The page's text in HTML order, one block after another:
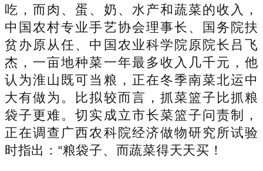
吃，而肉、蛋、奶、水产和蔬菜的收入，
中国农村专业手艺协会理事长、国务院扶
贫办原从任、中国农业科学院原院长吕飞
杰，一亩地种菜一年最多收入几千元，他
认为淮山既可当粮，正在冬季南菜北运中
大有做为。比拟较而言，抓菜篮子比抓粮
袋子更难。切实成立市长菜篮子问责制，
正在调查广西农科院经济做物研究所试验
时指出：“粮袋子、而蔬菜得天天买！